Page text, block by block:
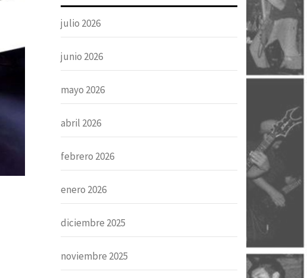
julio 2026
junio 2026
mayo 2026
abril 2026
febrero 2026
enero 2026
diciembre 2025
noviembre 2025